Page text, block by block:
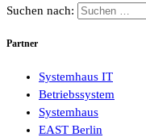
Suchen nach:
Partner
Systemhaus IT
Betriebssystem
Systemhaus
EAST Berlin